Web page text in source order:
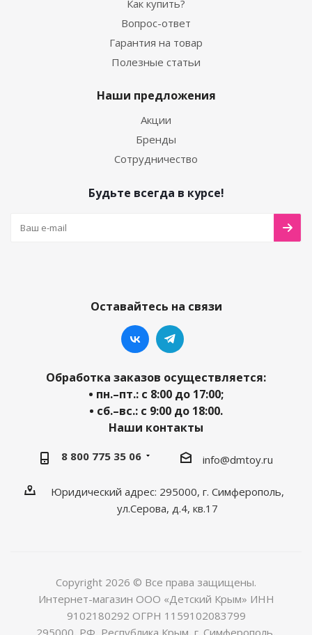
Как купить?
Вопрос-ответ
Гарантия на товар
Полезные статьи
Наши предложения
Акции
Бренды
Сотрудничество
Будьте всегда в курсе!
Оставайтесь на связи
Обработка заказов осуществляется:
• пн.–пт.: с 8:00 до 17:00;
• сб.–вс.: с 9:00 до 18:00.
Наши контакты
8 800 775 35 06 info@dmtoy.ru
Юридический адрес: 295000, г. Симферополь,
ул.Серова, д.4, кв.17
Copyright 2026 © Все права защищены.
Интернет-магазин ООО «Детский Крым» ИНН
9102180292 ОГРН 1159102083799
295000, РФ, Республика Крым, г. Симферополь,